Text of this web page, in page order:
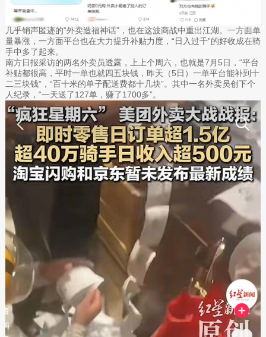
几乎销声匿迹的“外卖造福神话”，也在这波商战中重出江湖。一方面单
量暴涨，一方面平台也在大力提升补贴力度，“日入过千”的好收成在骑
手中多了起来。
南方日报采访的两名外卖员透露，上上个周六，也就是7月5日，“平台
补贴都很高，平时一单也就四五块钱，昨天（5日）一单平台能补到十
二三块钱”，“百十米的单子配送费都十几块”。其中一名外卖员创下个
人纪录，“一天送了127单，赚了1700多”。